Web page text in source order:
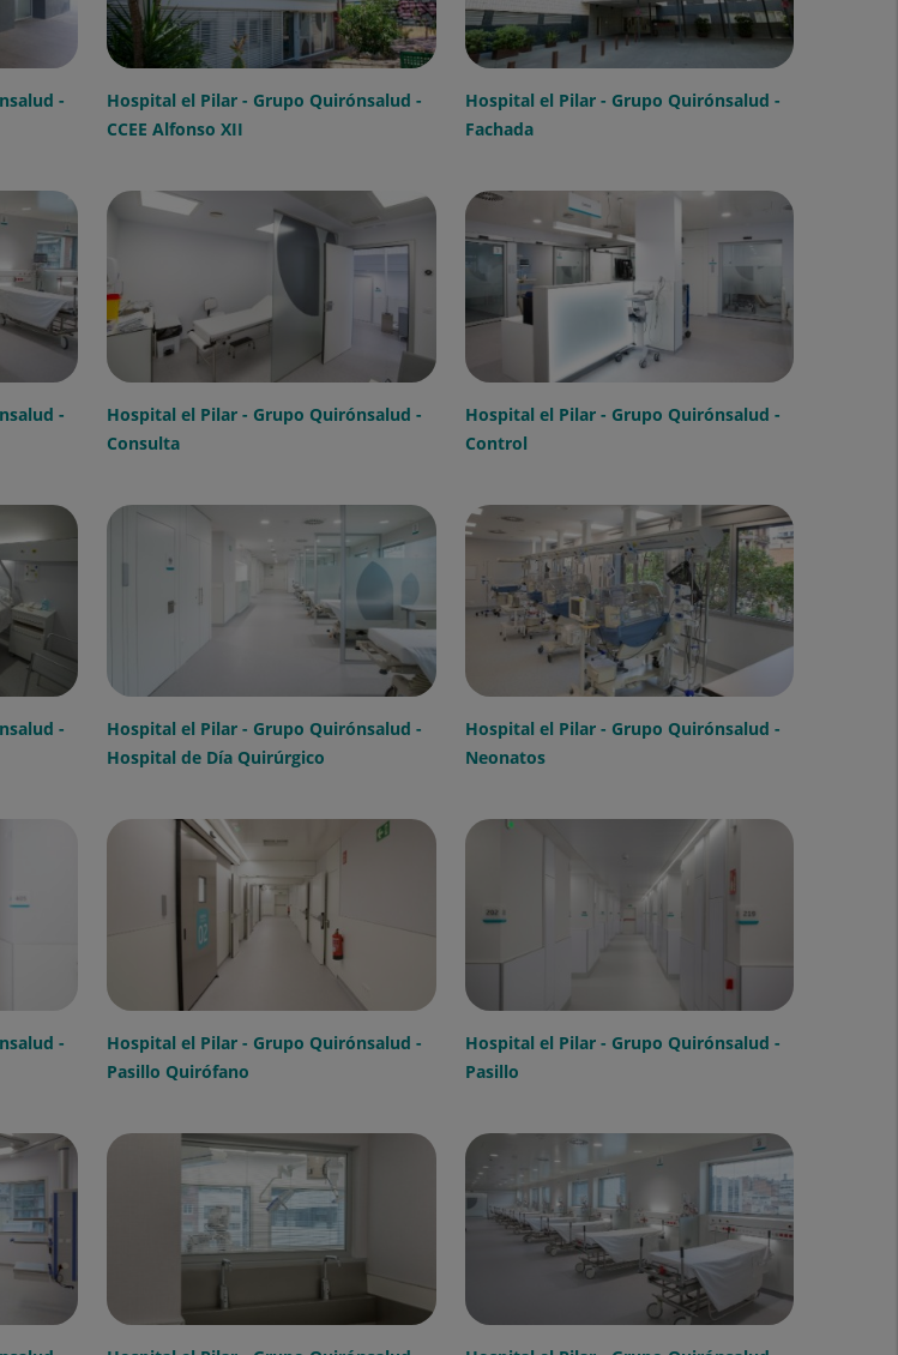
-
Hospital el Pilar - Grupo Quirónsalud -
CCEE Alfonso XII
Hospital el Pilar - Grupo Quirónsalud -
Fachada
-
Hospital el Pilar - Grupo Quirónsalud -
Consulta
Hospital el Pilar - Grupo Quirónsalud -
Control
-
Hospital el Pilar - Grupo Quirónsalud -
Hospital de Día Quirúrgico
Hospital el Pilar - Grupo Quirónsalud -
Neonatos
-
Hospital el Pilar - Grupo Quirónsalud -
Pasillo Quirófano
Hospital el Pilar - Grupo Quirónsalud -
Pasillo